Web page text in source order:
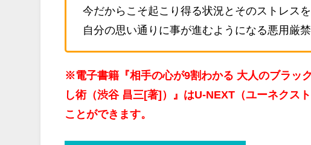
今だからこそ起こり得る状況とそのストレスを
自分の思い通りに事が進むようになる悪用厳
※電子書籍『相手の心が9割わかる 大人のブラッ
し術（渋谷 昌三[著]）』はU-NEXT（ユーネクス
ことができます。